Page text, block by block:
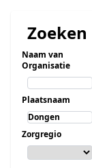
Zoeken
Naam van
Organisatie
Plaatsnaam
Zorgregio